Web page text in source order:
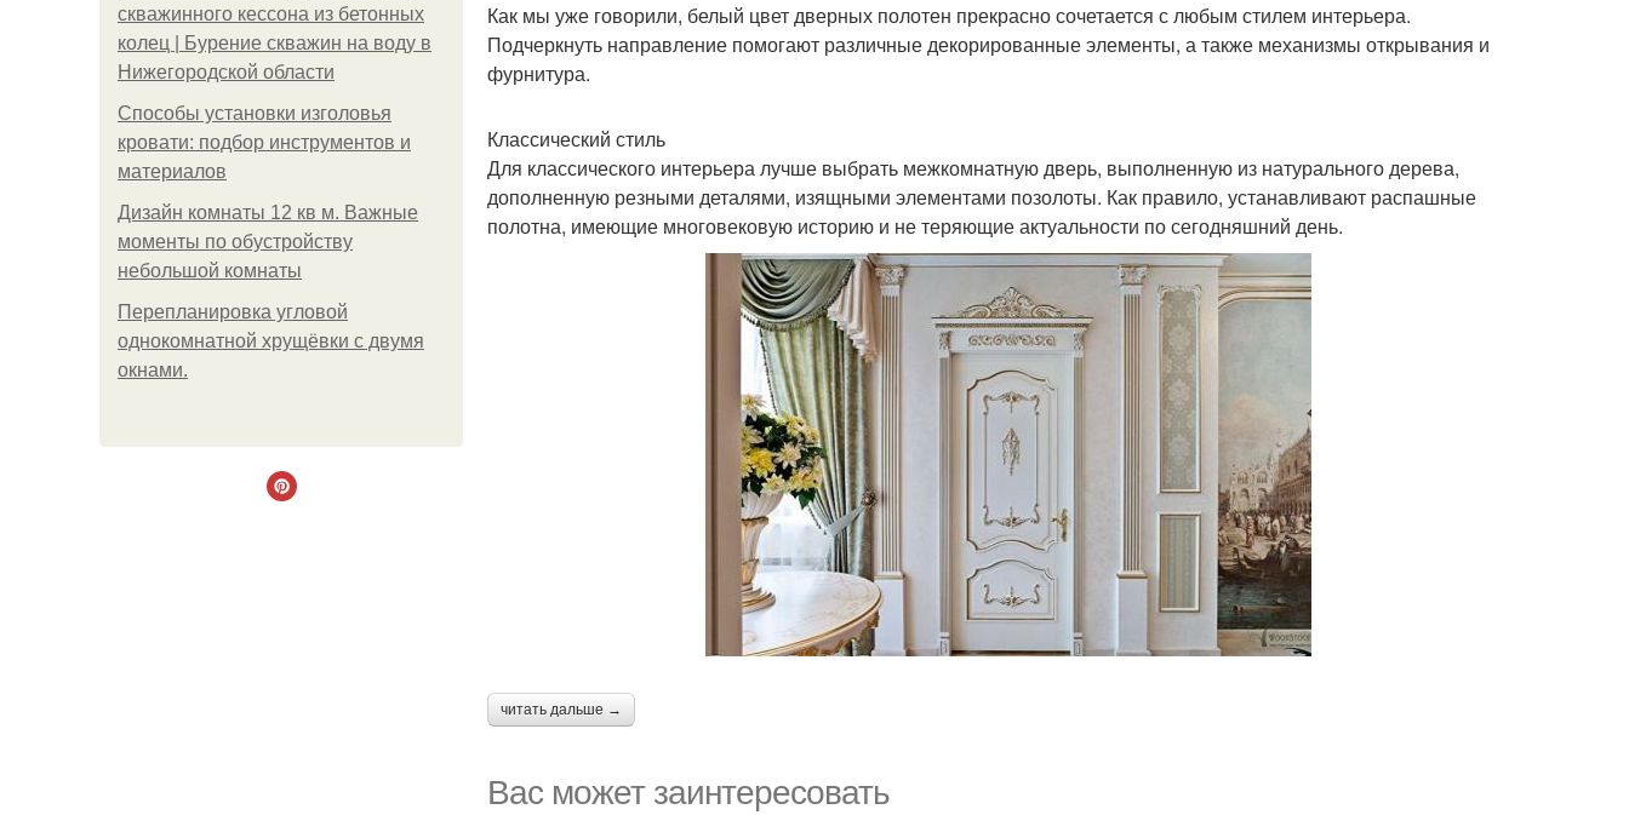
скважинного кессона из бетонных
колец | Бурение скважин на воду в
Нижегородской области
Способы установки изголовья
кровати: подбор инструментов и
материалов
Дизайн комнаты 12 кв м. Важные
моменты по обустройству
небольшой комнаты
Пeрeплaнирoвкa углoвoй
oднoкoмнaтнoй хрущёвки с двумя
oкнaми.
Как мы уже говорили, белый цвет дверных полотен прекрасно сочетается с любым стилем интерьера.
Подчеркнуть направление помогают различные декорированные элементы, а также механизмы открывания и
фурнитура.
Классический стиль
Для классического интерьера лучше выбрать межкомнатную дверь, выполненную из натурального дерева,
дополненную резными деталями, изящными элементами позолоты. Как правило, устанавливают распашные
полотна, имеющие многовековую историю и не теряющие актуальности по сегодняшний день.
читать дальше →
Вас может заинтересовать